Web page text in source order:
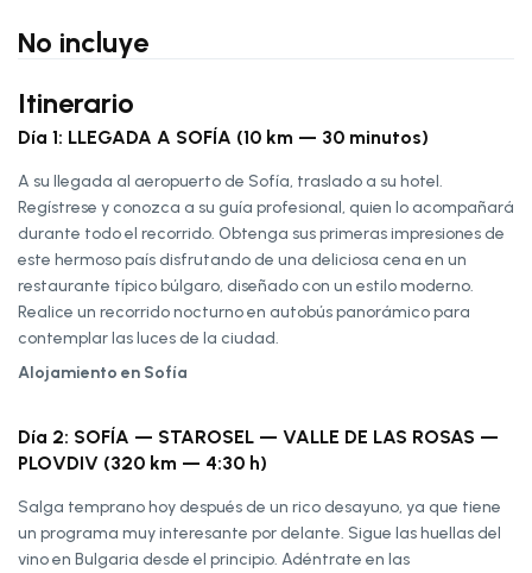
No incluye
Itinerario
Día 1: LLEGADA A SOFÍA (10 km — 30 minutos)
A su llegada al aeropuerto de Sofía, traslado a su hotel.
Regístrese y conozca a su guía profesional, quien lo acompañará
durante todo el recorrido. Obtenga sus primeras impresiones de
este hermoso país disfrutando de una deliciosa cena en un
restaurante típico búlgaro, diseñado con un estilo moderno.
Realice un recorrido nocturno en autobús panorámico para
contemplar las luces de la ciudad.
Alojamiento en Sofía
Día 2: SOFÍA — STAROSEL — VALLE DE LAS ROSAS —
PLOVDIV (320 km — 4:30 h)
Salga temprano hoy después de un rico desayuno, ya que tiene
un programa muy interesante por delante. Sigue las huellas del
vino en Bulgaria desde el principio. Adéntrate en las